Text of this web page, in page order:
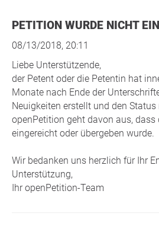
PETITION WURDE NICHT
08/13/2018, 20:11
Liebe Unterstützende,
der Petent oder die Petentin hat
Monate nach Ende der
Neuigkeiten erstellt und den Status
openPetition geht davon aus,
eingereicht oder übergeben wurde.
Wir bedanken uns herzlich für Ihr
Unterstützung,
Ihr openPetition-Team